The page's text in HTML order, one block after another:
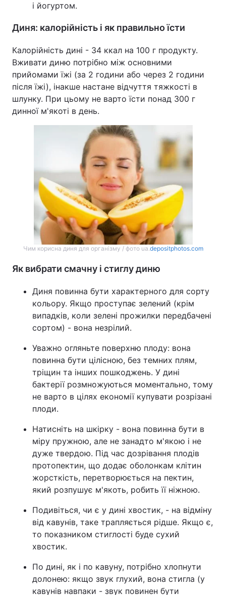
і йогуртом.
Диня: калорійність і як правильно їсти
Калорійність дині - 34 ккал на 100 г продукту.
Вживати диню потрібно між основними
прийомами їжі (за 2 години або через 2 години
після їжі), інакше настане відчуття тяжкості в
шлунку. При цьому не варто їсти понад 300 г
динної м'якоті в день.
Чим корисна диня для організму / фото ua.depositphotos.com
Як вибрати смачну і стиглу диню
Диня повинна бути характерного для сорту
кольору. Якщо проступає зелений (крім
випадків, коли зелені прожилки передбачені
сортом) - вона незрілий.
Уважно огляньте поверхню плоду: вона
повинна бути цілісною, без темних плям,
тріщин та інших пошкоджень. У дині
бактерії розмножуються моментально, тому
не варто в цілях економії купувати розрізані
плоди.
Натисніть на шкірку - вона повинна бути в
міру пружною, але не занадто м'якою і не
дуже твердою. Під час дозрівання плодів
протопектин, що додає оболонкам клітин
жорсткість, перетворюється на пектин,
який розпушує м'якоть, робить її ніжною.
Подивіться, чи є у дині хвостик, - на відміну
від кавунів, таке трапляється рідше. Якщо є,
то показником стиглості буде сухий
хвостик.
По дині, як і по кавуну, потрібно хлопнути
долонею: якщо звук глухий, вона стигла (у
кавунів навпаки - звук повинен бути